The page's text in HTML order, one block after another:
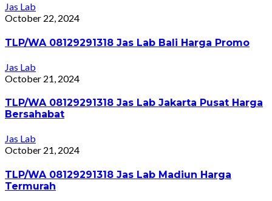
Jas Lab
October 22, 2024
TLP/WA 08129291318 Jas Lab Bali Harga Promo
Jas Lab
October 21, 2024
TLP/WA 08129291318 Jas Lab Jakarta Pusat Harga
Bersahabat
Jas Lab
October 21, 2024
TLP/WA 08129291318 Jas Lab Madiun Harga
Termurah